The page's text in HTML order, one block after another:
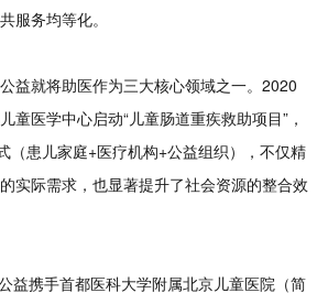
服务均等化。
益就将助医作为三大核心领域之一。2020
童医学中心启动“儿童肠道重疾救助项目”，
（患儿家庭+医疗机构+公益组织），不仅精
实际需求，也显著提升了社会资源的整合效
益携手首都医科大学附属北京儿童医院（简